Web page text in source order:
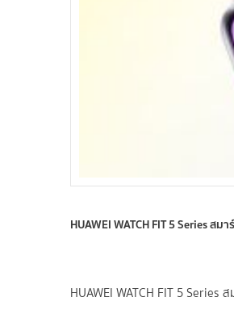
HUAWEI WATCH FIT 5 Series ส
HUAWEI WATCH FIT 5 Series